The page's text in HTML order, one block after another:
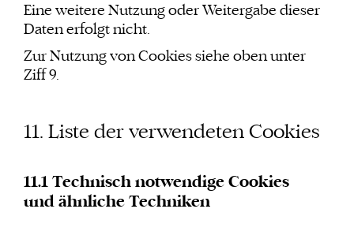
Eine weitere Nutzung oder Weitergabe dieser
Daten erfolgt nicht.
Zur Nutzung von Cookies siehe oben unter
Ziff 9.
11. Liste der verwendeten Cookies
11.1 Technisch notwendige Cookies
und ähnliche Techniken